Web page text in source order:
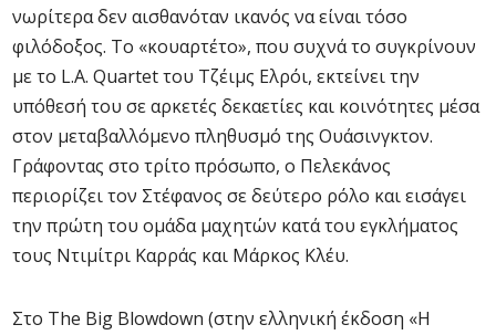
νωρίτερα δεν αισθανόταν ικανός να είναι τόσο
φιλόδοξος. Το «κουαρτέτο», που συχνά το συγκρίνουν
με το L.A. Quartet του Τζέιμς Ελρόι, εκτείνει την
υπόθεσή του σε αρκετές δεκαετίες και κοινότητες μέσα
στον μεταβαλλόμενο πληθυσμό της Ουάσινγκτον.
Γράφοντας στο τρίτο πρόσωπο, ο Πελεκάνος
περιορίζει τον Στέφανος σε δεύτερο ρόλο και εισάγει
την πρώτη του ομάδα μαχητών κατά του εγκλήματος
τους Ντιμίτρι Καρράς και Μάρκος Κλέυ.
Στο The Big Blowdown (στην ελληνική έκδοση «Η